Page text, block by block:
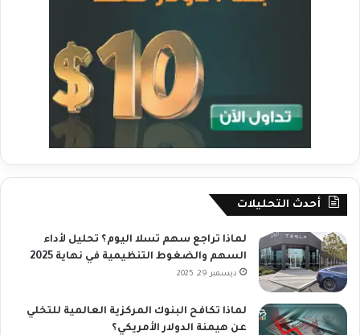
أحدث التحليلات
لماذا تراجع سهم تسلا اليوم؟ تحليل لأداء
السهم والضغوط التنظيمية في نهاية 2025
ديسمبر 29, 2025
لماذا تكافح البنوك المركزية العالمية للتخلي
عن هيمنة الدولار الأمريكي؟